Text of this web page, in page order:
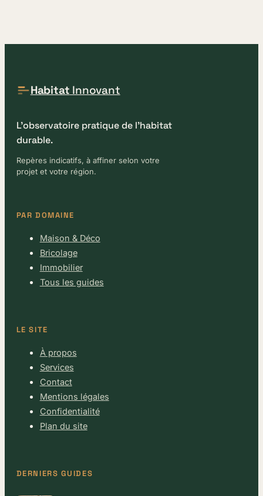
Habitat Innovant
L'observatoire pratique de l'habitat
durable.
Repères indicatifs, à affiner selon votre
projet et votre région.
PAR DOMAINE
Maison & Déco
Bricolage
Immobilier
Tous les guides
LE SITE
À propos
Services
Contact
Mentions légales
Confidentialité
Plan du site
DERNIERS GUIDES